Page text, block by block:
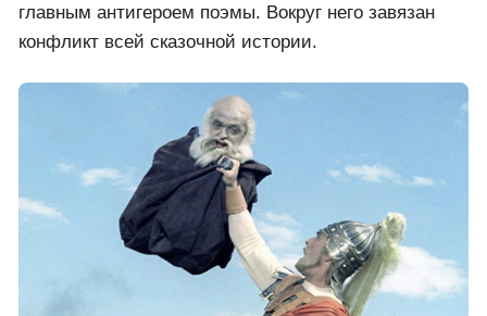
главным антигероем поэмы. Вокруг него завязан
конфликт всей сказочной истории.